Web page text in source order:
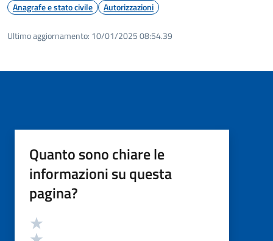
Anagrafe e stato civile Autorizzazioni
Ultimo aggiornamento: 10/01/2025 08:54.39
Quanto sono chiare le
informazioni su questa
pagina?
Valutazione